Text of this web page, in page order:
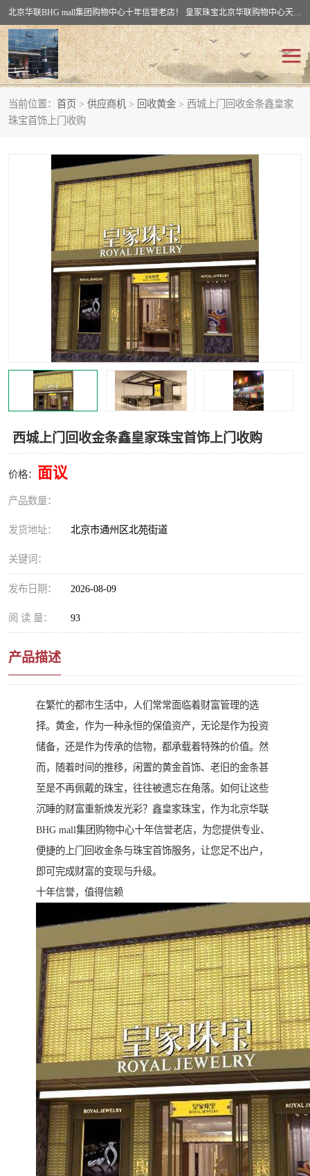
北京华联BHG mall集团购物中心十年信誉老店！ 皇家珠宝北京华联购物中心天时名苑店竭诚欢迎您。 北京市通州区（八通线）通州北苑地铁华联购物中心一层皇家珠宝 北京皇家珠宝通州黄金回收黄金首饰加工店（八通线: 通州北苑地铁华联店）：通州区通州北苑地铁华联购物中心一层皇家珠宝。
当前位置： 首页 > 供应商机 > 回收黄金 > 西城上门回收金条鑫皇家
珠宝首饰上门收购
西城上门回收金条鑫皇家珠宝首饰上门收购
价格： 面议
产品数量：
发货地址： 北京市通州区北苑街道
关键词：
发布日期： 2026-08-09
阅 读 量： 93
产品描述
在繁忙的都市生活中，人们常常面临着财富管理的选
择。黄金，作为一种永恒的保值资产，无论是作为投资
储备，还是作为传承的信物，都承载着特殊的价值。然
而，随着时间的推移，闲置的黄金首饰、老旧的金条甚
至是不再佩戴的珠宝，往往被遗忘在角落。如何让这些
沉睡的财富重新焕发光彩？鑫皇家珠宝，作为北京华联
BHG mall集团购物中心十年信誉老店，为您提供专业、
便捷的上门回收金条与珠宝首饰服务，让您足不出户，
即可完成财富的变现与升级。
十年信誉，值得信赖
回收黄金
回收钯金 回收钻石
回收翡翠玉石